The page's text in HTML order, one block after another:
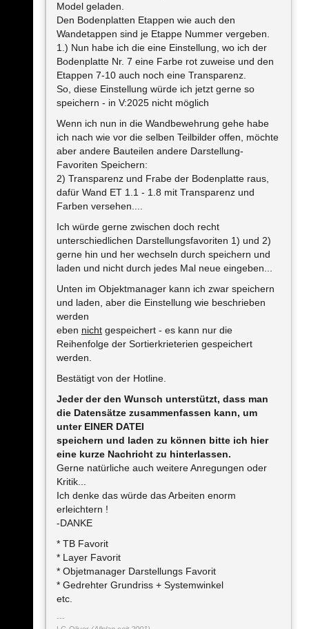
Model geladen.
Den Bodenplatten Etappen wie auch den
Wandetappen sind je Etappe Nummer vergeben.
1.) Nun habe ich die eine Einstellung, wo ich der
Bodenplatte Nr. 7 eine Farbe rot zuweise und den
Etappen 7-10 auch noch eine Transparenz.
So, diese Einstellung würde ich jetzt gerne so
speichern - in V:2025 nicht möglich
Wenn ich nun in die Wandbewehrung gehe habe
ich nach wie vor die selben Teilbilder offen, möchte
aber andere Bauteilen andere Darstellung-
Favoriten Speichern:
2) Transparenz und Frabe der Bodenplatte raus,
dafür Wand ET 1.1 - 1.8 mit Transparenz und
Farben versehen....
Ich würde gerne zwischen doch recht
unterschiedlichen Darstellungsfavoriten 1) und 2)
gerne hin und her wechseln durch speichern und
laden und nicht durch jedes Mal neue eingeben...
Unten im Objektmanager kann ich zwar speichern
und laden, aber die Einstellung wie beschrieben
werden
eben nicht gespeichert - es kann nur die
Reihenfolge der Sortierkrieterien gespeichert
werden.
Bestätigt von der Hotline.
Jeder der den Wunsch unterstützt, dass man
die Datensätze zusammenfassen kann, um
unter EINER DATEI
speichern und laden zu können bitte ich hier
eine kurze Nachricht zu hinterlassen.
Gerne natürliche auch weitere Anregungen oder
Kritik...
Ich denke das würde das Arbeiten enorm
erleichtern !
-DANKE
* TB Favorit
* Layer Favorit
* Objetmanager Darstellungs Favorit
* Gedrehter Grundriss + Systemwinkel
etc.